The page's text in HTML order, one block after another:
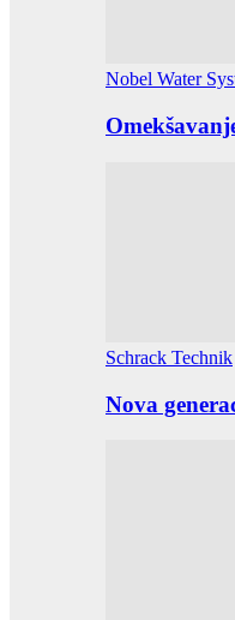
Nobel Water
Schrack Technik
Nova